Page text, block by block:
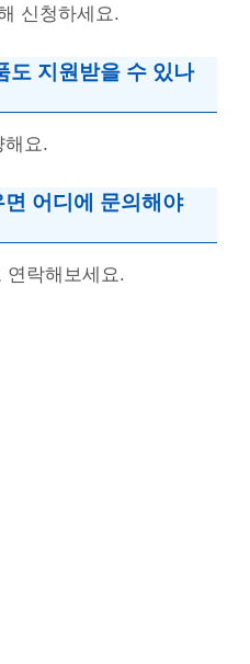
신청하세요.
도 지원받을 수 있나
해요.
어디에 문의해야
연락해보세요.